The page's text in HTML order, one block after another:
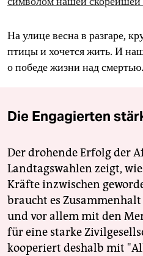
На улице весна в разгаре,
птицы и хочется жить. И
о победе жизни над
Die Engagierten
Der drohende Erfolg der
Landtagswahlen zeigt,
Kräfte inzwischen
braucht es
und vor allem mit den
für eine starke
kooperiert deshalb mit